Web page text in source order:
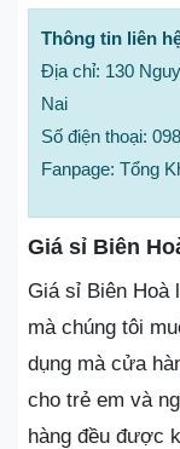
Thông tin liên
Địa chỉ: 130
Nai
Số điện thoại:
Fanpage: Tổng
Giá sỉ Biên
Giá sỉ Biên Hoà
mà chúng tôi
dụng mà cửa
cho trẻ em và
hàng đều được